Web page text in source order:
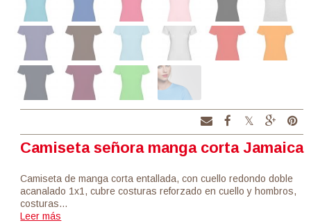
Camiseta señora manga corta Jamaica
Camiseta de manga corta entallada, con cuello redondo doble
acanalado 1x1, cubre costuras reforzado en cuello y hombros,
costuras…
Leer más